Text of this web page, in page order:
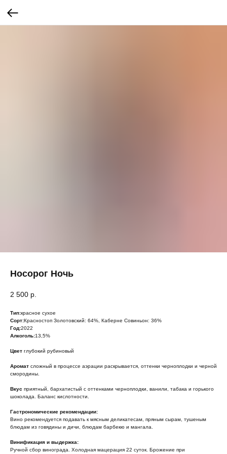
Носорог Ночь
2 500 р.
Тип:красное сухое
Сорт:Красностоп Золотовский: 64%, Каберне Совиньон: 36%
Год:2022
Алкоголь:13,5%
Цвет глубокий рубиновый
Аромат сложный в процессе аэрации раскрывается, оттенки черноплодки и черной
смородины.
Вкус приятный, бархатистый с оттенками черноплодки, ванили, табака и горького
шоколада. Баланс кислотности.
Гастрономические рекомендации:
Вино рекомендуется подавать к мясным деликатесам, пряным сырам, тушеным
блюдам из говядины и дичи, блюдам барбекю и мангала.
Винификация и выдержка:
Ручной сбор винограда. Холодная мацерация 22 суток. Брожение при